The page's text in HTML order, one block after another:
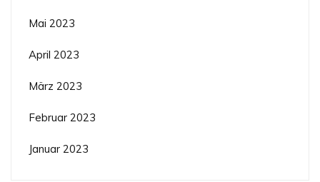
Mai 2023
April 2023
März 2023
Februar 2023
Januar 2023